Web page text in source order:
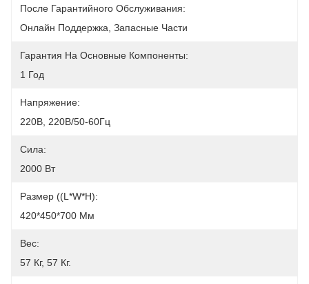
После Гарантийного Обслуживания:
Онлайн Поддержка, Запасные Части
Гарантия На Основные Компоненты:
1 Год
Напряжение:
220В, 220В/50-60Гц
Сила:
2000 Вт
Размер ((L*W*H):
420*450*700 Мм
Вес:
57 Кг, 57 Кг.